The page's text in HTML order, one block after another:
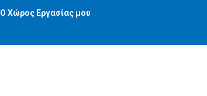
Ο Χώρος Εργασίας μου